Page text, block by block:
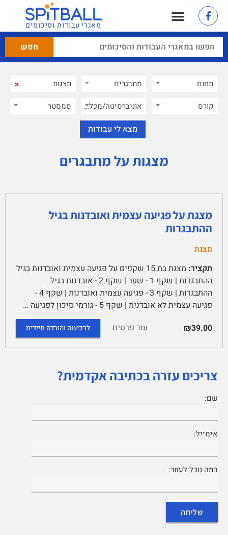
מאגרי עבודות וסיכומים
תחום מתבגרים ×
קורס אוניברסיטה/מכללה סמסטר
מצגות על מתבגרים
מצגת על פגיעה עצמית ואובדנות בגיל
ההתבגרות
מצגת
תקציר:
מצגת בת 15 שקפים על פגיעה עצמית ואובדנות בגיל
ההתבגרות | שקף 1 - שער | שקף 2 - אובדנות בגיל
ההתבגרות | שקף 3 - פגיעה עצמית ואובדנות | שקף 4 -
פגיעה עצמית לא אובדנית | שקף 5 - גורמי סיכון לפגיעה …
₪39.00
עוד פרטים לרכישה והורדה מיידית
צריכים עזרה בכתיבה אקדמית?
שם:
אימייל:
במה נוכל לעזור: